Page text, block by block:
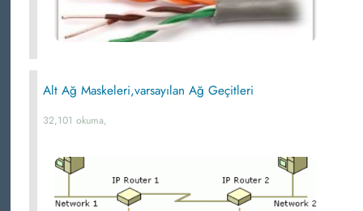
Alt Ağ Maskeleri,varsayılan Ağ Geçitleri
32,101 okuma,